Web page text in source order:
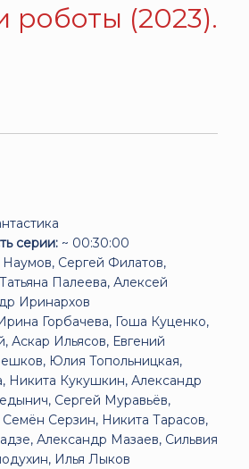
роботы (2023).
серии: ~ 00:30:00
Наумов, Сергей Филатов,
Палеева, Алексей
Иринархов
Горбачева, Гоша Куценко,
Аскар Ильясов, Евгений
Юлия Топольницкая,
Никита Кукушкин, Александр
Сергей Муравьёв,
Семён Серзин, Никита Тарасов,
Александр Мазаев, Сильвия
Илья Лыков